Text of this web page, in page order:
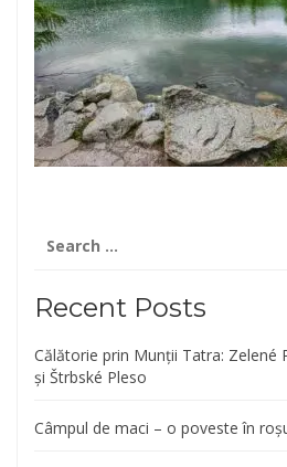
for:
Recent Posts
Călătorie prin Munții Tatra: Zelené
și Štrbské Pleso
Câmpul de maci – o poveste în